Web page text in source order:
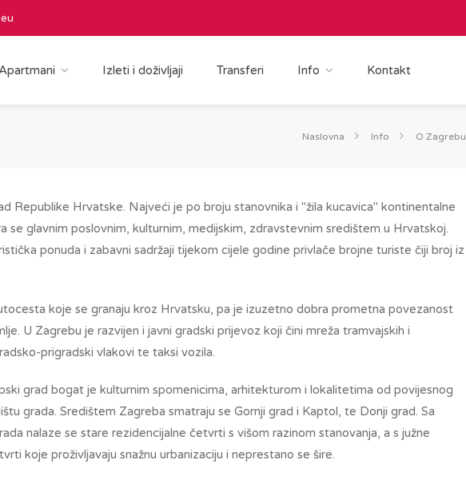
Izleti i doživljaji Transferi Info Kontakt
Naslovna Info O Zagrebu
Republike Hrvatske. Najveći je po broju stanovnika i "žila kucavica" kontinentalne
se glavnim poslovnim, kulturnim, medijskim, zdravstevnim središtem u Hrvatskoj.
ponuda i zabavni sadržaji tijekom cijele godine privlače brojne turiste čiji broj iz
koje se granaju kroz Hrvatsku, pa je izuzetno dobra prometna povezanost
U Zagrebu je razvijen i javni gradski prijevoz koji čini mreža tramvajskih i
prigradski vlakovi te taksi vozila.
grad bogat je kulturnim spomenicima, arhitekturom i lokalitetima od povijesnog
grada. Središtem Zagreba smatraju se Gornji grad i Kaptol, te Donji grad. Sa
nalaze se stare rezidencijalne četvrti s višom razinom stanovanja, a s južne
koje proživljavaju snažnu urbanizaciju i neprestano se šire.